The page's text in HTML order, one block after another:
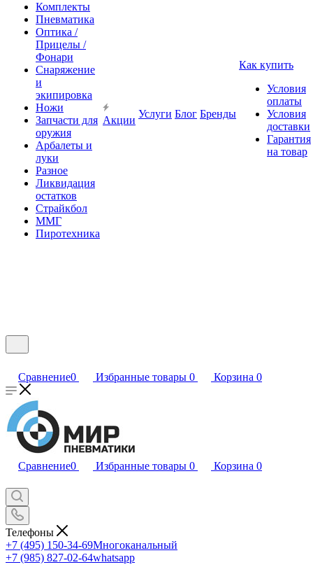
Комплекты
Пневматика
Оптика /
Прицелы /
Фонари
Снаряжение
и
экипировка
Ножи
Запчасти для
оружия
Арбалеты и
луки
Разное
Ликвидация
остатков
Страйкбол
ММГ
Пиротехника
Акции
Услуги Блог Бренды
Как купить
Условия
оплаты
Условия
доставки
Гарантия
на товар
Сравнение0 Избранные товары 0 Корзина 0
Сравнение0 Избранные товары 0 Корзина 0
Телефоны
+7 (495) 150-34-69Многоканальный
+7 (985) 827-02-64whatsapp